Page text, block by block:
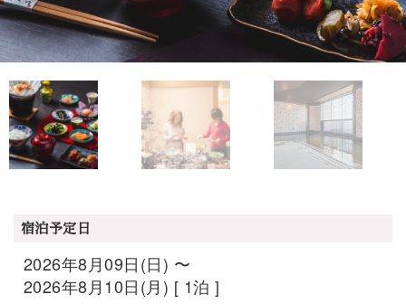
宿泊予定日
2026年8月09日(日) 〜
2026年8月10日(月) [ 1泊 ]